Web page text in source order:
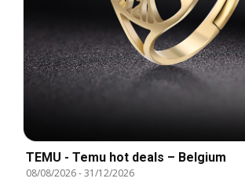
TEMU - Temu hot deals – Belgium
08/08/2026-31/12/2026